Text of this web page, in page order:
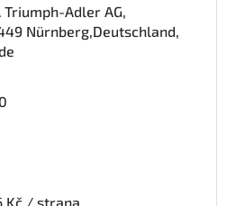
Triumph-Adler AG,
Nürnberg,Deutschland,
Kč / strana